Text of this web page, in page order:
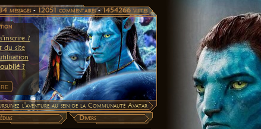
messages -12051 commentaires -1454266 visites
?
du site
?
l'aventure au sein de la Communauté Avatar
Divers